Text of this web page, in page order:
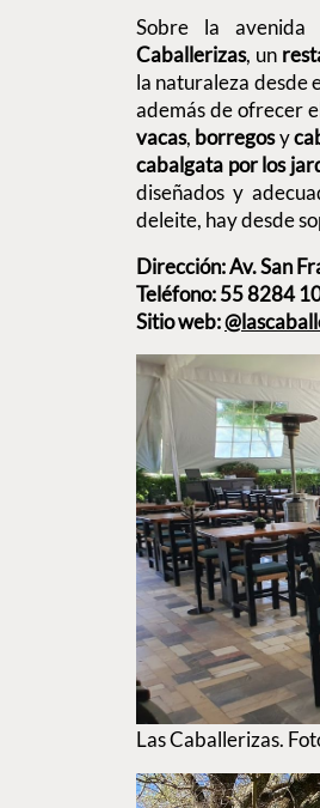
Sobre la avenida
Caballerizas, un
la naturaleza desde
además de ofrecer
vacas, borregosy
cabalgata por los
diseñados y
deleite, hay desde
Dirección: Av. San
Teléfono: 55 8284
Sitio web:
Las Caballerizas.